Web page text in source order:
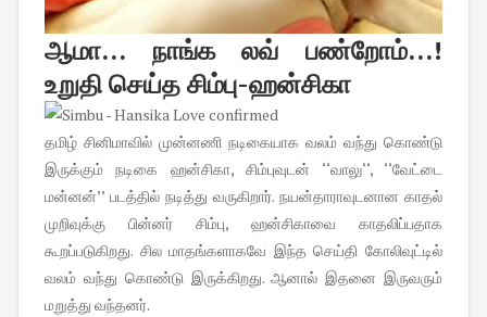
ஆமா... நாங்க லவ் பண்றோம்...!
உறுதி செய்த சிம்பு-ஹன்சிகா
தமிழ் சினிமாவில் முன்னணி நடிகையாக வலம் வந்து கொண்டு
இருக்கும் நடிகை ஹன்சிகா, சிம்புவுடன் ‘‘வாலு‘‘, ‘‘வேட்டை
மன்னன்’’ படத்தில் நடித்து வருகிறார். நயன்தாராவுடனான காதல்
முறிவுக்கு பின்னர் சிம்பு, ஹன்சிகாவை காதலிப்பதாக
கூறப்படுகிறது. சில மாதங்களாகவே இந்த செய்தி கோலிவுட்டில்
வலம் வந்து கொண்டு இருக்கிறது. ஆனால் இதனை இருவரும்
மறுத்து வந்தனர்.